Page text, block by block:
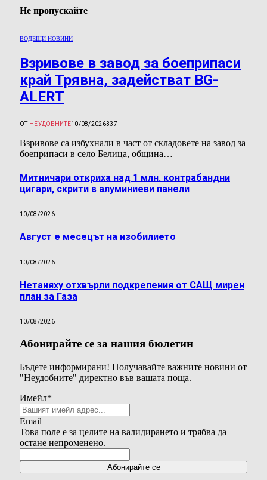
Не пропускайте
ВОДЕЩИ НОВИНИ
Взривове в завод за боеприпаси
край Трявна, задействат BG-
ALERT
ОТ НЕУДОБНИТЕ10/08/2026337
Взривове са избухнали в част от складовете на завод за
боеприпаси в село Белица, община…
Митничари откриха над 1 млн. контрабандни
цигари, скрити в алуминиеви панели
10/08/2026
Август е месецът на изобилието
10/08/2026
Нетаняху отхвърли подкрепения от САЩ мирен
план за Газа
10/08/2026
Абонирайте се за нашия бюлетин
Бъдете информирани! Получавайте важните новини от
"Неудобните" директно във вашата поща.
Имейл*
Email
Това поле е за целите на валидирането и трябва да
остане непроменено.